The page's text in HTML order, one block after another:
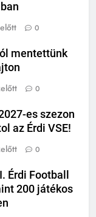
0
mentettünk
0
es szezon
az Érdi VSE!
0
Érdi Football
200 játékos